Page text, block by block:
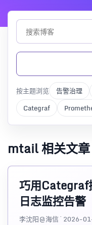
按主题浏览 告警治理
Categraf
mtail 相关文章
巧用
日志监控告警
李沈阳@海信 · 2026-